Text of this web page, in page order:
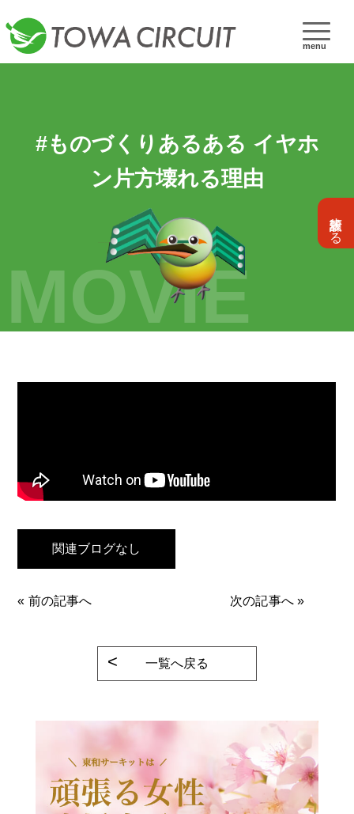
menu
設計依頼する
#ものづくりあるある イヤホ
ン片方壊れる理由
MOVIE
関連ブログなし
« 前の記事へ 次の記事へ»
一覧へ戻る